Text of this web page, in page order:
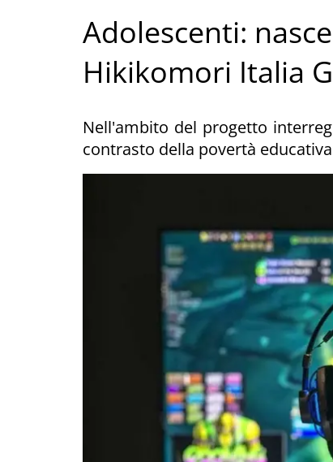
Adolescenti:
Hikikomori Italia
Nell'ambito del progetto
contrasto della povertà